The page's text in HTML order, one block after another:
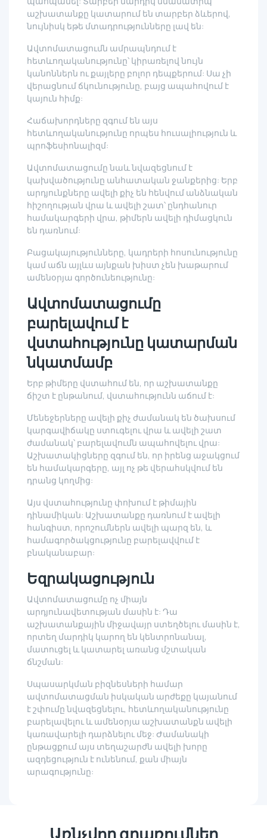
աշխատանքը կատարում են տարբեր ձևերով,
նույնիսկ եթե մտադրությունները լավ են:
Ավտոմատացումն ամրապնդում է
հետևողականությունը՝ կիրառելով նույն
կանոններն ու քայլերը բոլոր դեպքերում: Սա չի
վերացնում ճկունությունը, բայց ապահովում է
կայուն հիմք:
Հաճախորդները զգում են այս
հետևողականությունը որպես հուսալիություն և
պրոֆեսիոնալիզմ:
Ավտոմատացումը նաև նվազեցնում է
կախվածությունը անհատական ջանքերից: Երբ
արդյունքները ավելի քիչ են հենվում անձնական
հիշողության վրա և ավելի շատ՝ ընդհանուր
համակարգերի վրա, թիմերն ավելի դիմացկուն
են դառնում:
Բացակայությունները, կադրերի հոսունությունը
կամ աճն այլևս այնքան խիստ չեն խաթարում
ամենօրյա գործունեությունը:
Ավտոմատացումը
բարելավում է
վստահությունը կատարման
նկատմամբ
Երբ թիմերը վստահում են, որ աշխատանքը
ճիշտ է ընթանում, վստահությունն աճում է:
Մենեջերները ավելի քիչ ժամանակ են ծախսում
կարգավիճակը ստուգելու վրա և ավելի շատ
ժամանակ՝ բարելավումն ապահովելու վրա:
Աշխատակիցները զգում են, որ իրենց աջակցում
են համակարգերը, այլ ոչ թե վերահսկվում են
դրանց կողմից:
Այս վստահությունը փոխում է թիմային
դինամիկան: Աշխատանքը դառնում է ավելի
հանգիստ, որոշումներն ավելի պարզ են, և
համագործակցությունը բարելավվում է
բնականաբար:
Եզրակացություն
Ավտոմատացումը ոչ միայն
արդյունավետության մասին է: Դա
աշխատանքային միջավայր ստեղծելու մասին է,
որտեղ մարդիկ կարող են կենտրոնանալ,
մատուցել և կատարել առանց մշտական
ճնշման:
Սպասարկման բիզնեսների համար
ավտոմատացման իսկական արժեքը կայանում
է շփումը նվազեցնելու, հետևողականությունը
բարելավելու և ամենօրյա աշխատանքն ավելի
կառավարելի դարձնելու մեջ: Ժամանակի
ընթացքում այս տեղաշարժն ավելի խորը
ազդեցություն է ունենում, քան միայն
արագությունը: